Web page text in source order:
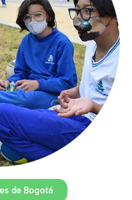
de Bogotá